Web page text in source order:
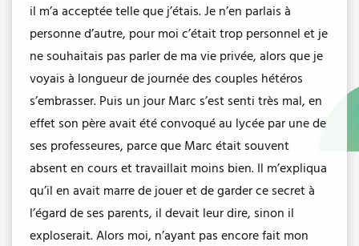
il m’a acceptée telle que j’étais. Je n’en parlais à
personne d’autre, pour moi c’était trop personnel et je
ne souhaitais pas parler de ma vie privée, alors que je
voyais à longueur de journée des couples hétéros
s’embrasser. Puis un jour Marc s’est senti très mal, en
effet son père avait été convoqué au lycée par une de
ses professeures, parce que Marc était souvent
absent en cours et travaillait moins bien. Il m’expliqua
qu’il en avait marre de jouer et de garder ce secret à
l’égard de ses parents, il devait leur dire, sinon il
exploserait. Alors moi, n’ayant pas encore fait mon